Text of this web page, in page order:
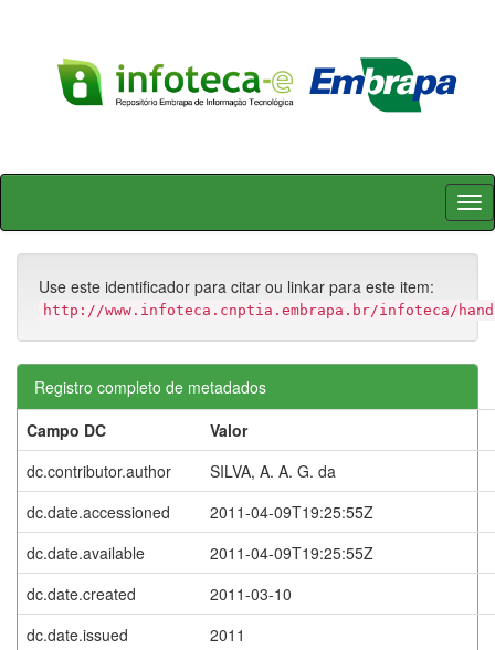
Skip
Use este identificador para citar ou linkar para este item:
http://www.infoteca.cnptia.embrapa.br/infoteca/
Registro completo de metadados
Campo DC
Valor
dc.contributor.author
SILVA, A. A. G. da
dc.date.accessioned
2011-04-09T19:25:55Z
dc.date.available
2011-04-09T19:25:55Z
dc.date.created
2011-03-10
dc.date.issued
2011